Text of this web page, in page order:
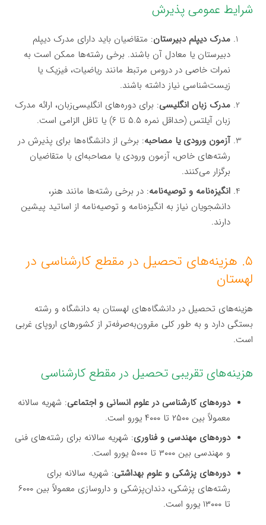
شرایط عمومی پذیرش
مدرک دیپلم دبیرستان: متقاضیان باید دارای مدرک دیپلم
دبیرستان یا معادل آن باشند. برخی رشته‌ها ممکن است به
نمرات خاصی در دروس مرتبط مانند ریاضیات، فیزیک یا
زیست‌شناسی نیاز داشته باشند.
مدرک زبان انگلیسی: برای دوره‌های انگلیسی‌زبان، ارائه مدرک
زبان آیلتس (حداقل نمره ۵.۵ تا ۶) یا تافل الزامی است.
آزمون ورودی یا مصاحبه: برخی از دانشگاه‌ها برای پذیرش در
رشته‌های خاص، آزمون ورودی یا مصاحبه‌ای با متقاضیان
برگزار می‌کنند.
انگیزه‌نامه و توصیه‌نامه: در برخی رشته‌ها مانند هنر،
دانشجویان نیاز به انگیزه‌نامه و توصیه‌نامه از اساتید پیشین
دارند.
۵. هزینه‌های تحصیل در مقطع کارشناسی در
لهستان
هزینه‌های تحصیل در دانشگاه‌های لهستان به دانشگاه و رشته
بستگی دارد و به طور کلی مقرون‌به‌صرفه‌تر از کشورهای اروپای غربی
است.
هزینه‌های تقریبی تحصیل در مقطع کارشناسی
دوره‌های کارشناسی در علوم انسانی و اجتماعی: شهریه سالانه
معمولاً بین ۲۵۰۰ تا ۴۰۰۰ یورو است.
دوره‌های مهندسی و فناوری: شهریه سالانه برای رشته‌های فنی
و مهندسی بین ۳۰۰۰ تا ۵۰۰۰ یورو است.
دوره‌های پزشکی و علوم بهداشتی: شهریه سالانه برای
رشته‌های پزشکی، دندان‌پزشکی و داروسازی معمولاً بین ۶۰۰۰
تا ۱۳۰۰۰ یورو است.